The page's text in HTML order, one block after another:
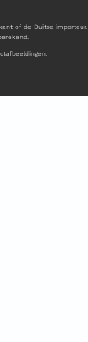
of de Duitse importeur.